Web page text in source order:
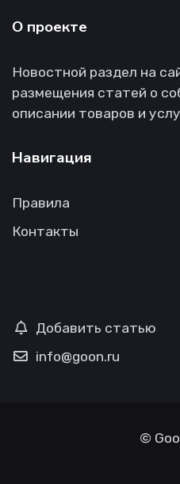
О проекте
Новостной раздел на
размещения статей о
описании товаров и
Навигация
Правила
Контакты
Добавить статью
info@goon.ru
©